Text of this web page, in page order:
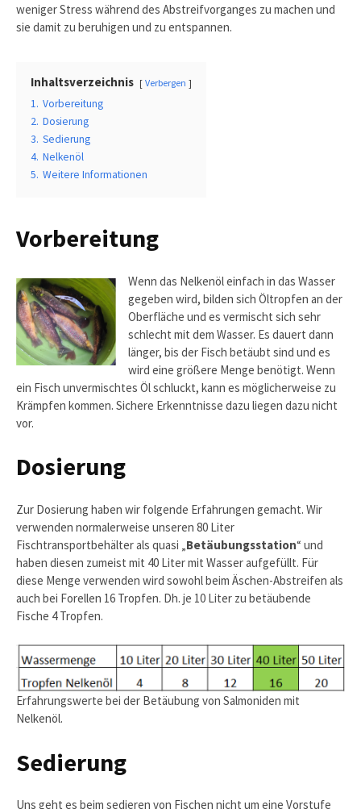
weniger Stress während des Abstreifvorganges zu machen und
sie damit zu beruhigen und zu entspannen.
Inhaltsverzeichnis Verbergen
1. Vorbereitung
2. Dosierung
3. Sedierung
4. Nelkenöl
5. Weitere Informationen
Vorbereitung
Wenn das Nelkenöl einfach in das Wasser
gegeben wird, bilden sich Öltropfen an der
Oberfläche und es vermischt sich sehr
schlecht mit dem Wasser. Es dauert dann
länger, bis der Fisch betäubt sind und es
wird eine größere Menge benötigt. Wenn
ein Fisch unvermischtes Öl schluckt, kann es möglicherweise zu
Krämpfen kommen. Sichere Erkenntnisse dazu liegen dazu nicht
vor.
Dosierung
Zur Dosierung haben wir folgende Erfahrungen gemacht. Wir
verwenden normalerweise unseren 80 Liter
Fischtransportbehälter als quasi „Betäubungsstation“ und
haben diesen zumeist mit 40 Liter mit Wasser aufgefüllt. Für
diese Menge verwenden wird sowohl beim Äschen-Abstreifen als
auch bei Forellen 16 Tropfen. Dh. je 10 Liter zu betäubende
Fische 4 Tropfen.
Erfahrungswerte bei der Betäubung von Salmoniden mit
Nelkenöl.
Sedierung
Uns geht es beim sedieren von Fischen nicht um eine Vorstufe